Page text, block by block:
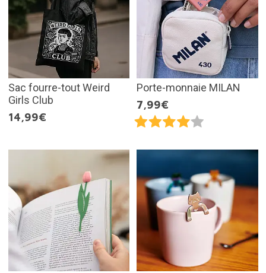
Sac fourre-tout Weird
Girls Club
14,99€
Porte-monnaie MILAN
7,99€